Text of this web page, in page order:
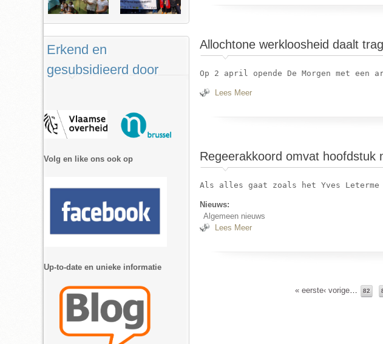
Allochtone werkloosheid daalt
Lees MeerOver Allochtone Werkloosheid Daalt
Regeerakkoord omvat hoofdstuk
Nieuws:
Algemeen nieuws
Lees MeerOver Regeerakkoord Omvat
« eerste‹ vorige… 82
Erkend en
gesubsidieerd door
Volg en like ons ook op
Up-to-date en unieke informatie